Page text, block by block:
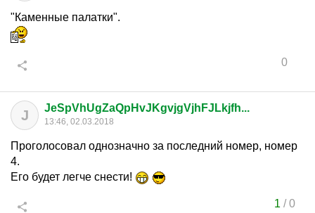
"Каменные палатки".
0
J JeSpVhUgZaQpHvJKgvjgVjhFJLkjfh...
13:46, 02.03.2018
Проголосовал однозначно за последний номер, номер
4.
Его будет легче снести!
1 /0